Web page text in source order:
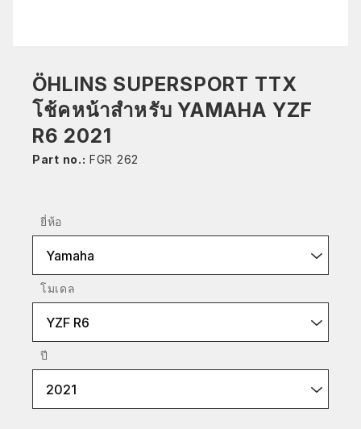
ÖHLINS SUPERSPORT TTX
โช้คหน้าสำหรับ YAMAHA YZF
R6 2021
Part no.: FGR 262
ยี่ห้อ
Yamaha
โมเดล
YZF R6
ปี
2021